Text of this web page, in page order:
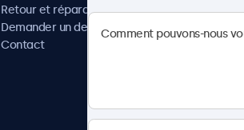
Retour et réparation
Demander un devis
Contact
Carrière